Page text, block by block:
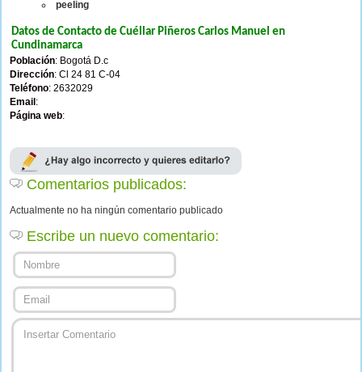
peeling
Datos de Contacto de Cuéllar Piñeros Carlos Manuel en
Cundinamarca
Población: Bogotá D.c
Dirección: Cl 24 81 C-04
Teléfono: 2632029
Email :
Página web:
Comentarios publicados:
Actualmente no ha ningún comentario publicado
Escribe un nuevo comentario: